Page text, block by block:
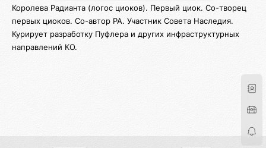
Королева Радианта (логос циоков). Первый циок. Со-творец
первых циоков. Со-автор РА. Участник Совета Наследия.
Курирует разработку Пуфлера и других инфраструктурных
направлений КО.